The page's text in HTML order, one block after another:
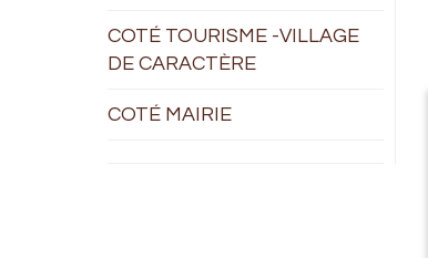
COTÉ TOURISME -VILLAGE
DE CARACTÈRE
COTÉ MAIRIE